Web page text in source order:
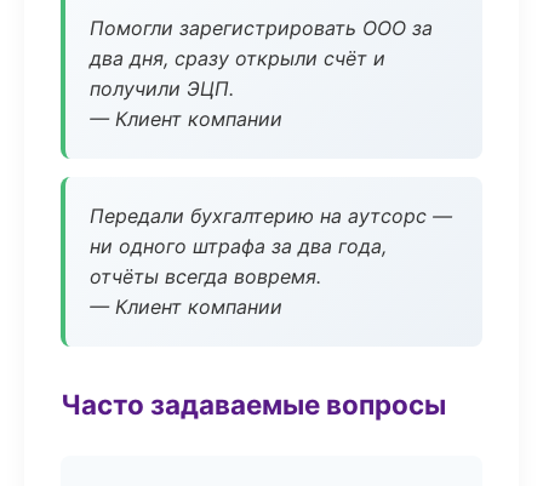
Помогли зарегистрировать ООО за
два дня, сразу открыли счёт и
получили ЭЦП.
— Клиент компании
Передали бухгалтерию на аутсорс —
ни одного штрафа за два года,
отчёты всегда вовремя.
— Клиент компании
Часто задаваемые вопросы